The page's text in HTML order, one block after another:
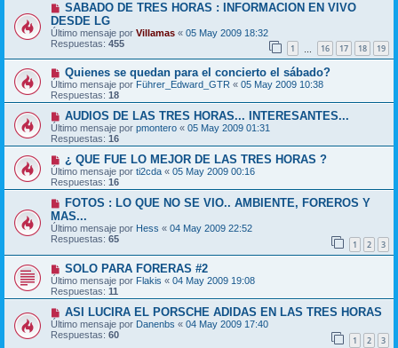
SABADO DE TRES HORAS : INFORMACION EN VIVO
DESDE LG
Último mensaje por Villamas « 05 May 2009 18:32
Respuestas: 455 1 16 17 18 19
Quienes se quedan para el concierto el sábado?
Último mensaje por Führer_Edward_GTR « 05 May 2009 10:38
Respuestas: 18
AUDIOS DE LAS TRES HORAS... INTERESANTES...
Último mensaje por pmontero « 05 May 2009 01:31
Respuestas: 16
¿ QUE FUE LO MEJOR DE LAS TRES HORAS ?
Último mensaje por ti2cda « 05 May 2009 00:16
Respuestas: 16
FOTOS : LO QUE NO SE VIO.. AMBIENTE, FOREROS Y
MAS...
Último mensaje por Hess « 04 May 2009 22:52
Respuestas: 65 1 2 3
SOLO PARA FORERAS #2
Último mensaje por Flakis « 04 May 2009 19:08
Respuestas: 11
ASI LUCIRA EL PORSCHE ADIDAS EN LAS TRES HORAS
Último mensaje por Danenbs « 04 May 2009 17:40
Respuestas: 60 1 2 3